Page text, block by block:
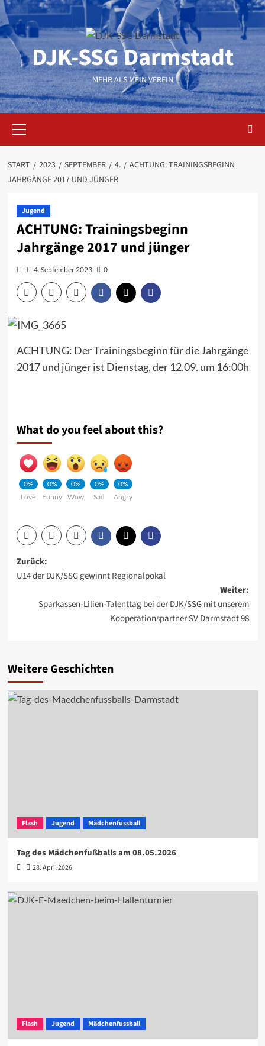
Zum
Inhalt
springen
DJK-SSG Darmstadt
MEHR ALS MEIN VEREIN
Menü
START 2023 SEPTEMBER 4.
ACHTUNG: TRAININGSBEGINN
JAHRGÄNGE 2017 UND JÜNGER
Jugend
ACHTUNG: Trainingsbeginn
Jahrgänge 2017 und jünger
4. September 2023 0
ACHTUNG: Der Trainingsbeginn für die Jahrgänge
2017 und jünger ist Dienstag, der 12.09. um 16:00h
What do you feel about this?
0%
Love
0%
Funny
0%
Wow
0%
Sad
0%
Angry
Beitragsnavigation
Zurück:
U14 der DJK/SSG gewinnt Regionalpokal
Weiter:
Sparkassen-Lilien-Talenttag bei der DJK/SSG mit unserem
Kooperationspartner SV Darmstadt 98
Weitere Geschichten
Flash Jugend Mädchenfussball
Tag des Mädchenfußballs am 08.05.2026
28. April 2026
Flash Jugend Mädchenfussball